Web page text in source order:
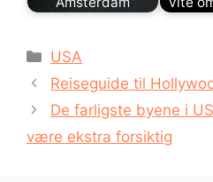
Kategorier
USA
Reiseguide til
De farligste byene i
være ekstra forsiktig